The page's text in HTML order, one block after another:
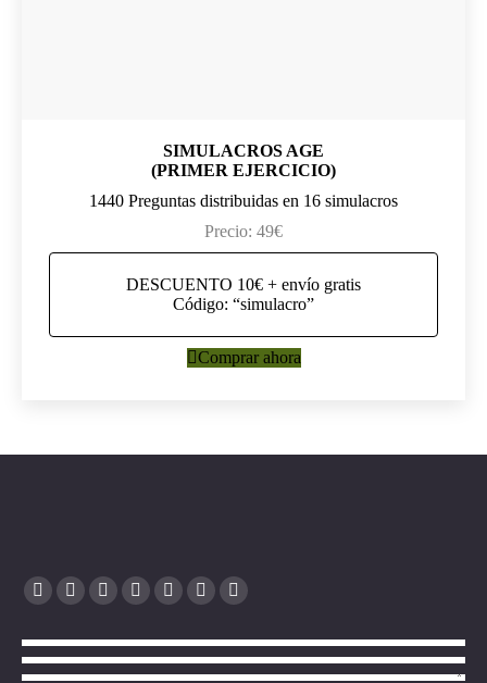
SIMULACROS AGE
(PRIMER EJERCICIO)
1440 Preguntas distribuidas en 16 simulacros
Precio: 49€
DESCUENTO 10€ + envío gratis
Código: “simulacro”
Comprar ahora